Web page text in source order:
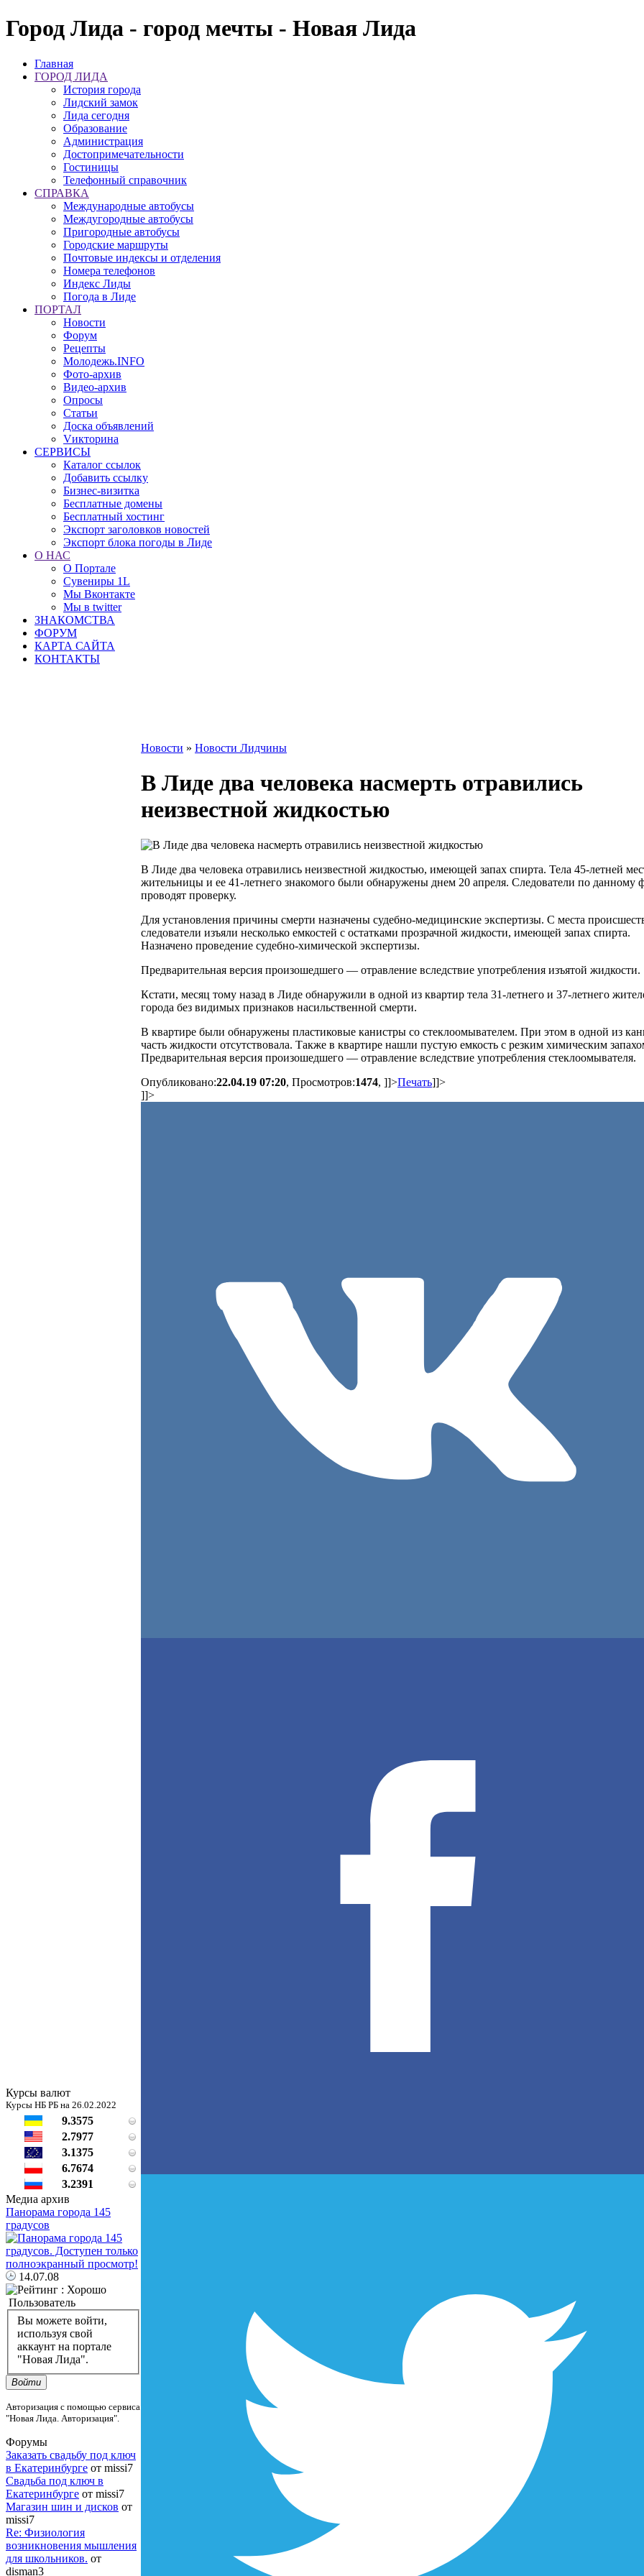
Город Лида - город мечты - Новая Лида
Главная
ГОРОД ЛИДА
История города
Лидский замок
Лида сегодня
Образование
Администрация
Достопримечательности
Гостиницы
Телефонный справочник
СПРАВКА
Международные автобусы
Междугородные автобусы
Пригородные автобусы
Городские маршруты
Почтовые индексы и отделения
Номера телефонов
Индекс Лиды
Погода в Лиде
ПОРТАЛ
Новости
Форум
Рецепты
Молодежь.INFO
Фото-архив
Видео-архив
Опросы
Статьи
Доска объявлений
Vикторина
СЕРВИСЫ
Каталог ссылок
Добавить ссылку
Бизнес-визитка
Бесплатные домены
Бесплатный хостинг
Экспорт заголовков новостей
Экспорт блока погоды в Лиде
О НАС
О Портале
Сувениры 1L
Мы Вконтакте
Мы в twitter
ЗНАКОМСТВА
ФОРУМ
КАРТА САЙТА
КОНТАКТЫ
Курсы валют
Курсы НБ РБ на 26.02.2022
9.3575
2.7977
3.1375
6.7674
3.2391
Медиа архив
Панорама города 145
градусов
14.07.08
Пользователь
Вы можете войти,
используя свой
аккаунт на портале
"Новая Лида".
Войти
Авторизация с помощью сервиса
"Новая Лида. Авторизация".
Форумы
Заказать свадьбу под ключ
в Екатеринбурге от missi7
Cвадьба под ключ в
Екатеринбурге от missi7
Магазин шин и дисков от
missi7
Re: Физиология
возникновения мышления
для школьников. от
disman3
Новости » Новости Лидчины
В Лиде два человека насмерть отравились
неизвестной жидкостью
В Лиде два человека отравились неизвестной жидкостью, имеющей запах спирта. Тела 45-летней
жительницы и ее 41-летнего знакомого были обнаружены днем 20 апреля. Следователи по данному
проводят проверку.
Для установления причины смерти назначены судебно-медицинские экспертизы. С места
следователи изъяли несколько емкостей с остатками прозрачной жидкости, имеющей запах спирта.
Назначено проведение судебно-химической экспертизы.
Предварительная версия произошедшего — отравление вследствие употребления изъятой жидкости.
Кстати, месяц тому назад в Лиде обнаружили в одной из квартир тела 31-летнего и 37-летнего
города без видимых признаков насильственной смерти.
В квартире были обнаружены пластиковые канистры со стеклоомывателем. При этом в одной из
часть жидкости отсутствовала. Также в квартире нашли пустую емкость с резким химическим
Предварительная версия произошедшего — отравление вследствие употребления стеклоомывателя.
Опубликовано:22.04.19 07:20, Просмотров:1474, ]]>Печать]]>
]]>